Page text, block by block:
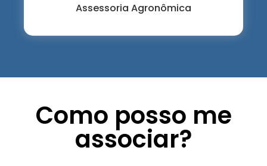
Assessoria Agronômica
Como posso me
associar?